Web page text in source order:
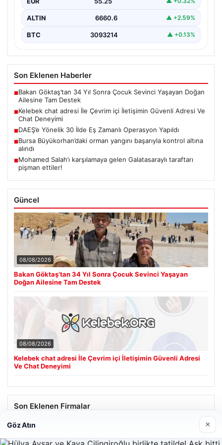
ALTIN 6660.6 ▲ +2.59%
BTC 3093214 ▲ +0.13%
Son Eklenen Haberler
■Bakan Göktaş’tan 34 Yıl Sonra Çocuk Sevinci Yaşayan Doğan
Ailesine Tam Destek
■Kelebek chat adresi İle Çevrim içi İletişimin Güvenli Adresi Ve
Chat Deneyimi
■DAEŞ’e Yönelik 30 İlde Eş Zamanlı Operasyon Yapıldı
■Bursa Büyükorhan’daki orman yangını başarıyla kontrol altına
alındı
■Mohamed Salah’ı karşılamaya gelen Galatasaraylı taraftarı
pişman ettiler!
Güncel
08/08/2026
Bakan Göktaş’tan 34 Yıl Sonra Çocuk Sevinci Yaşayan
Doğan Ailesine Tam Destek
08/08/2026
Kelebek chat adresi İle Çevrim içi İletişimin Güvenli Adresi
Ve Chat Deneyimi
Son Eklenen Firmalar
Göz Atın ×